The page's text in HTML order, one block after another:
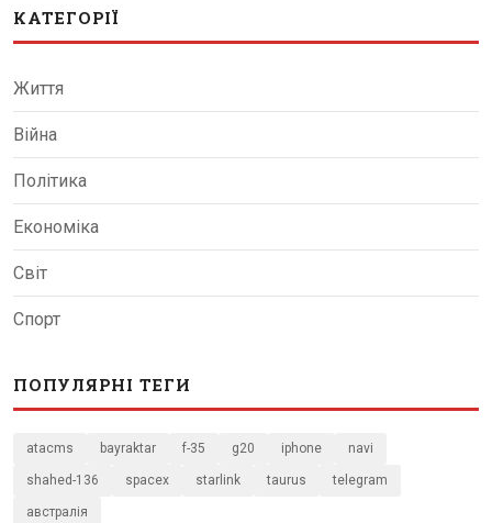
КАТЕГОРІЇ
Життя
Війна
Політика
Економіка
Світ
Спорт
ПОПУЛЯРНІ ТЕГИ
atacms bayraktar f-35 g20 iphone navi
shahed-136 spacex starlink taurus telegram
австралія